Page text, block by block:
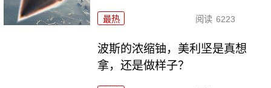
最热 阅读 6223
波斯的浓缩铀，美利坚是真想
拿，还是做样子？